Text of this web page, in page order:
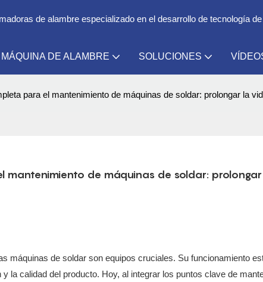
de alambre especializado en el desarrollo de tecnología
MÁQUINA DE ALAMBRE SOLUCIONES
para el mantenimiento de máquinas de soldar: prolongar la
mantenimiento de máquinas de soldar:
máquinas de soldar son equipos cruciales. Su funcionamiento
la calidad del producto. Hoy, al integrar los puntos clave de